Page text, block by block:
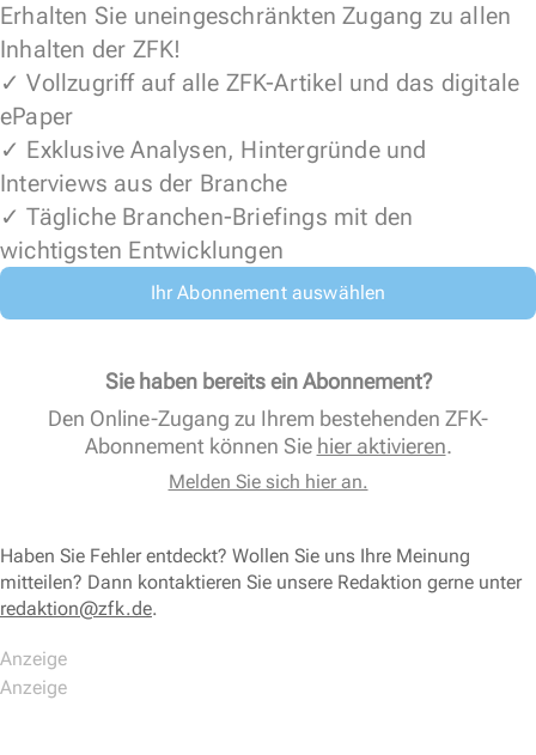
Erhalten Sie uneingeschränkten Zugang zu allen
Inhalten der ZFK!
✓ Vollzugriff auf alle ZFK-Artikel und das digitale
ePaper
✓ Exklusive Analysen, Hintergründe und
Interviews aus der Branche
✓ Tägliche Branchen-Briefings mit den
wichtigsten Entwicklungen
Ihr Abonnement auswählen
Sie haben bereits ein Abonnement?
Den Online-Zugang zu Ihrem bestehenden ZFK-
Abonnement können Sie hier aktivieren.
Melden Sie sich hier an.
Haben Sie Fehler entdeckt? Wollen Sie uns Ihre Meinung
mitteilen? Dann kontaktieren Sie unsere Redaktion gerne unter
redaktion@zfk.de.